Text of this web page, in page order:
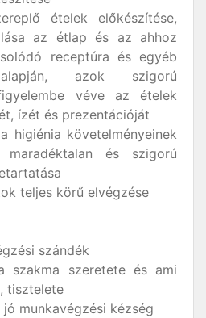
ételek előkészítése,
az étlap és az ahhoz
receptúra és egyéb
azok szigorú
véve az ételek
ízét és prezentációját
higiénia követelményeinek
és szigorú
teljes körű elvégzése
szándék
szakma szeretete és ami
tisztelete
munkavégzési kézség